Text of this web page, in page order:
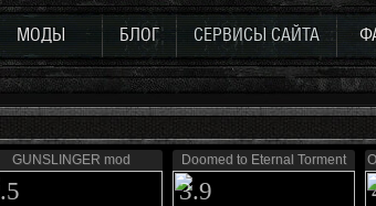
МОДЫ БЛОГ СЕРВИСЫ САЙТА
GUNSLINGER mod Doomed to Eternal Torment
3.9